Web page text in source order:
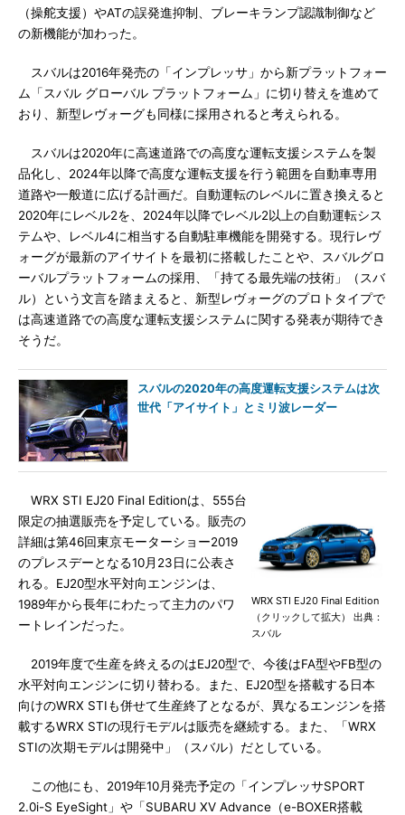
（操舵支援）やATの誤発進抑制、ブレーキランプ認識制御など
の新機能が加わった。
スバルは2016年発売の「インプレッサ」から新プラットフォー
ム「スバル グローバル プラットフォーム」に切り替えを進めて
おり、新型レヴォーグも同様に採用されると考えられる。
スバルは2020年に高速道路での高度な運転支援システムを製
品化し、2024年以降で高度な運転支援を行う範囲を自動車専用
道路や一般道に広げる計画だ。自動運転のレベルに置き換えると
2020年にレベル2を、2024年以降でレベル2以上の自動運転シス
テムや、レベル4に相当する自動駐車機能を開発する。現行レヴ
ォーグが最新のアイサイトを最初に搭載したことや、スバルグロ
ーバルプラットフォームの採用、「持てる最先端の技術」（スバ
ル）という文言を踏まえると、新型レヴォーグのプロトタイプで
は高速道路での高度な運転支援システムに関する発表が期待でき
そうだ。
スバルの2020年の高度運転支援システムは次
世代「アイサイト」とミリ波レーダー
WRX STI EJ20 Final Edition
（クリックして拡大） 出典：
スバル
WRX STI EJ20 Final Editionは、555台
限定の抽選販売を予定している。販売の
詳細は第46回東京モーターショー2019
のプレスデーとなる10月23日に公表さ
れる。EJ20型水平対向エンジンは、
1989年から長年にわたって主力のパワ
ートレインだった。
2019年度で生産を終えるのはEJ20型で、今後はFA型やFB型の
水平対向エンジンに切り替わる。また、EJ20型を搭載する日本
向けのWRX STIも併せて生産終了となるが、異なるエンジンを搭
載するWRX STIの現行モデルは販売を継続する。また、「WRX
STIの次期モデルは開発中」（スバル）だとしている。
この他にも、2019年10月発売予定の「インプレッサSPORT
2.0i-S EyeSight」や「SUBARU XV Advance（e-BOXER搭載